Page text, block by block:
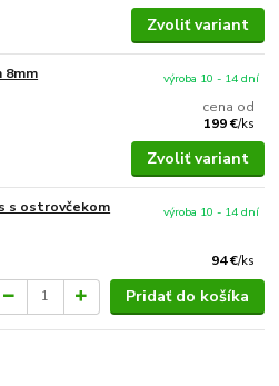
Zvoliť variant
8mm
cena od
199 €/ks
výroba 10 - 14 dní
Zvoliť variant
s ostrovčekom
94 €/ks
výroba 10 - 14 dní
Pridať do košíka